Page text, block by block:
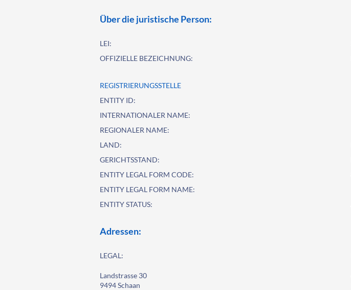
Über die juristische Person:
LEI:
OFFIZIELLE BEZEICHNUNG:
REGISTRIERUNGSSTELLE
ENTITY ID:
INTERNATIONALER NAME:
REGIONALER NAME:
LAND:
GERICHTSSTAND:
ENTITY LEGAL FORM CODE:
ENTITY LEGAL FORM NAME:
ENTITY STATUS:
Adressen:
LEGAL:
Landstrasse 30
9494 Schaan